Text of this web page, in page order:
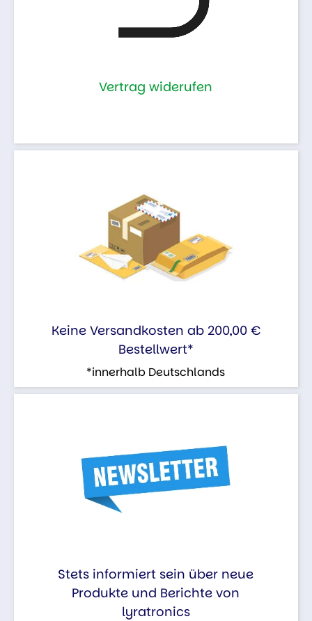
Vertrag widerufen
Keine Versandkosten ab 200,00 €
Bestellwert*
*innerhalb Deutschlands
Stets informiert sein über neue
Produkte und Berichte von
lyratronics